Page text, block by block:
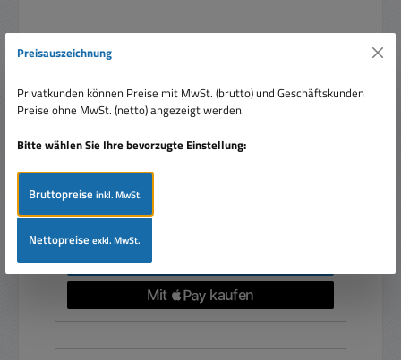
Netzteil Spannug nachstellbar 10,8...13,5V
Verkaufspreis:
46,95 €
Preise inkl. MwSt. zzgl. Versandkosten
Preisauszeichnung
Privatkunden können Preise mit MwSt. (brutto) und Geschäftskunden
Preise ohne MwSt. (netto) angezeigt werden.
Bitte wählen Sie Ihre bevorzugte Einstellung:
Bruttopreiseinkl. MwSt.
Nettopreiseexkl. MwSt.